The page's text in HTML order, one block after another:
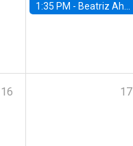
1:35 PM - Beatriz Ahumada, PhD candidate, Universidad de Pittsburgh
16 17